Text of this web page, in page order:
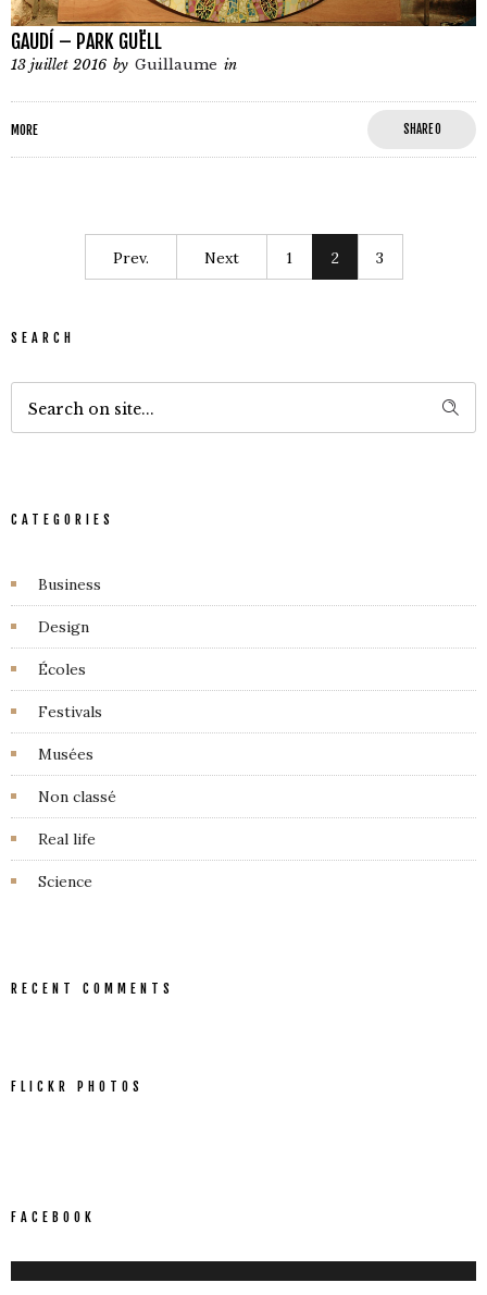
GAUDÍ – PARK GUËLL
13 juillet 2016 by Guillaume in
MORE SHARE0
Prev. Next 1 2 3
SEARCH
CATEGORIES
Business
Design
Écoles
Festivals
Musées
Non classé
Real life
Science
RECENT COMMENTS
FLICKR PHOTOS
FACEBOOK